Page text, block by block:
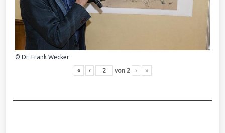
© Dr. Frank Wecker
« ‹ von 2 › »